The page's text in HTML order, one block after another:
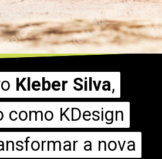
Kleber Silva,
como KDesign
a nova
Kleber Silva,
como KDesign
a nova